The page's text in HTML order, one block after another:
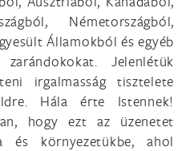
Németországból,
Államokból és egyéb
Jelenlétük
irgalmasság tisztelete
Hála érte Istennek!
hogy ezt az üzenetet
és környezetükbe, ahol